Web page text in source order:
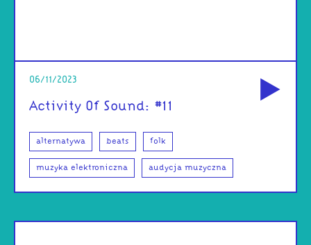
06/11/2023
Activity Of Sound: #11
alternatywa beats folk
muzyka elektroniczna audycja muzyczna